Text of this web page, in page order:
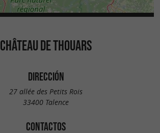
CHÂTEAU DE THOUARS
DIRECCIÓN
27 allée des Petits Rois
33400 Talence
CONTACTOS